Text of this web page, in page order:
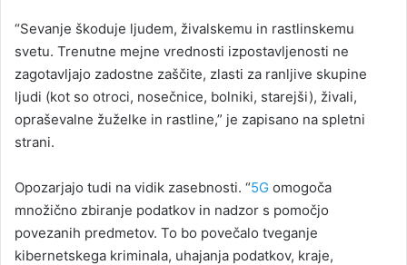
“Sevanje škoduje ljudem, živalskemu in rastlinskemu
svetu. Trenutne mejne vrednosti izpostavljenosti ne
zagotavljajo zadostne zaščite, zlasti za ranljive skupine
ljudi (kot so otroci, nosečnice, bolniki, starejši), živali,
opraševalne žuželke in rastline,” je zapisano na spletni
strani.
Opozarjajo tudi na vidik zasebnosti. “5G omogoča
množično zbiranje podatkov in nadzor s pomočjo
povezanih predmetov. To bo povečalo tveganje
kibernetskega kriminala, uhajanja podatkov, kraje,